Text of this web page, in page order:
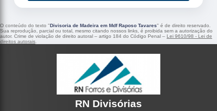
O conteúdo do texto "Divisoria de Madeira em Mdf Raposo Tavares" é de direito reservado.
Sua reprodução, parcial ou total, mesmo citando nossos links, é proibida sem a autorização do
autor. Crime de violação de direito autoral – artigo 184 do Código Penal – Lei 9610/98 - Lei de
direitos autorais
RN Divisórias